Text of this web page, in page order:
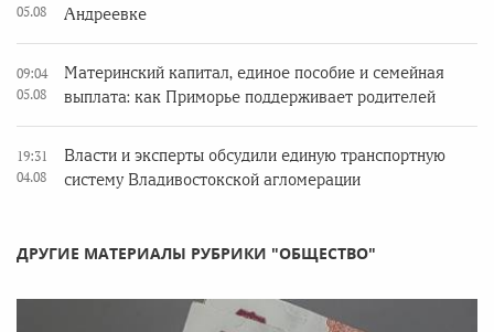
05.08
Андреевке
09:04
05.08
Материнский капитал, единое пособие и семейная
выплата: как Приморье поддерживает родителей
19:31
04.08
Власти и эксперты обсудили единую транспортную
систему Владивостокской агломерации
ДРУГИЕ МАТЕРИАЛЫ РУБРИКИ "ОБЩЕСТВО"